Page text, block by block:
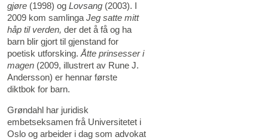
gjøre (1998) og Lovsang (2003). I
2009 kom samlinga Jeg satte mitt
håp til verden, der det å få og ha
barn blir gjort til gjenstand for
poetisk utforsking. Åtte prinsesser i
magen (2009, illustrert av Rune J.
Andersson) er hennar første
diktbok for barn.
Grøndahl har juridisk
embetseksamen frå Universitetet i
Oslo og arbeider i dag som advokat